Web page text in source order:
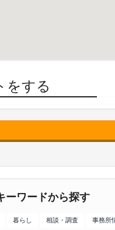
をする
ーワードから探す
暮らし 相談・調査 事務所